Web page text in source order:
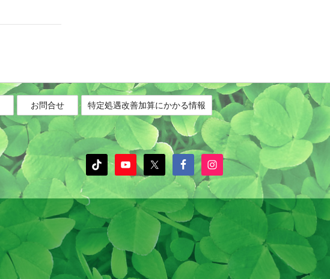
お問合せ 特定処遇改善加算にかかる情報